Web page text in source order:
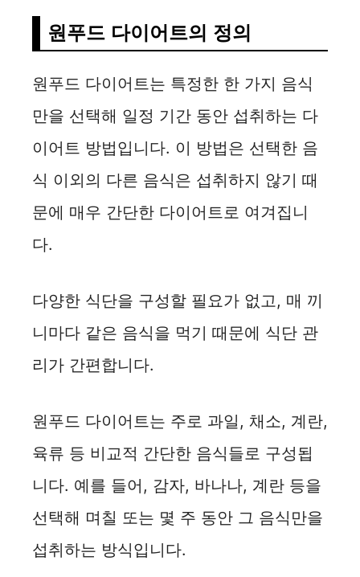
원푸드 다이어트의 정의
원푸드 다이어트는 특정한 한 가지 음식
만을 선택해 일정 기간 동안 섭취하는 다
이어트 방법입니다. 이 방법은 선택한 음
식 이외의 다른 음식은 섭취하지 않기 때
문에 매우 간단한 다이어트로 여겨집니
다.
다양한 식단을 구성할 필요가 없고, 매 끼
니마다 같은 음식을 먹기 때문에 식단 관
리가 간편합니다.
원푸드 다이어트는 주로 과일, 채소, 계란,
육류 등 비교적 간단한 음식들로 구성됩
니다. 예를 들어, 감자, 바나나, 계란 등을
선택해 며칠 또는 몇 주 동안 그 음식만을
섭취하는 방식입니다.